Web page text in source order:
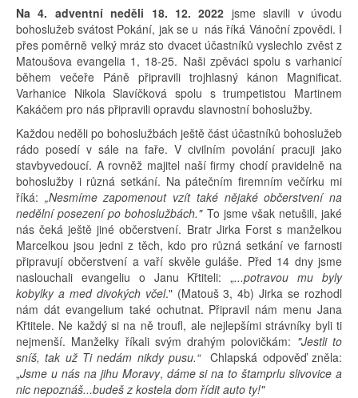
Na 4. adventní neděli 18. 12. 2022 jsme slavili v úvodu
bohoslužeb svátost Pokání, jak se u nás říká Vánoční zpovědi. I
přes poměrně velký mráz sto dvacet účastníků vyslechlo zvěst z
Matoušova evangelia 1, 18-25. Naši zpěváci spolu s varhanicí
během večeře Páně připravili trojhlasný kánon Magnificat.
Varhanice Nikola Slavíčková spolu s trumpetistou Martinem
Kakáčem pro nás připravili opravdu slavnostní bohoslužby.
Každou neděli po bohoslužbách ještě část účastníků bohoslužeb
rádo posedí v sále na faře. V civilním povolání pracuji jako
stavbyvedoucí. A rovněž majitel naší firmy chodí pravidelně na
bohoslužby i různá setkání. Na pátečním firemním večírku mi
říká: „Nesmíme zapomenout vzít také nějaké občerstvení na
nedělní posezení po bohoslužbách."To jsme však netušili, jaké
nás čeká ještě jiné občerstvení. Bratr Jirka Forst s manželkou
Marcelkou jsou jedni z těch, kdo pro různá setkání ve farnosti
připravují občerstvení a vaří skvěle guláše. Před 14 dny jsme
naslouchali evangeliu o Janu Křtiteli: „...potravou mu byly
kobylky a med divokých včel." (Matouš 3, 4b) Jirka se rozhodl
nám dát evangelium také ochutnat. Připravil nám menu Jana
Křtitele. Ne každý si na ně troufl, ale nejlepšími strávníky byli ti
nejmenší. Manželky říkali svým drahým polovičkám: "Jestli to
sníš, tak už Ti nedám nikdy pusu.“ Chlapská odpověď zněla:
„Jsme u nás na jihu Moravy, dáme si na to štamprlu slivovice a
nic nepoznáš...budeš z kostela dom řídit auto ty!"